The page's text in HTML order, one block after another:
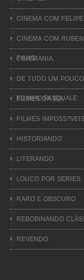
CINEMA COM
CINEMA COM
FILHO
CINEMANIA
DE TUDO UM
EDINHO PASQUALE
FILMES DA BIA
FILMES IMPOSS?VEIS
HISTORIANDO
LITERANDO
LOUCO POR SERIES
RARO E OBSCURO
REBOBINANDO
REVENDO